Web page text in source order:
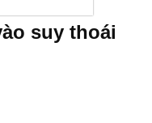
suy thoái